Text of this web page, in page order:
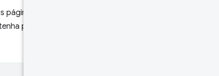
dessa origem são
páginas conforme